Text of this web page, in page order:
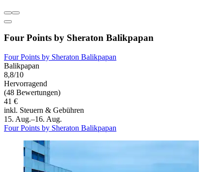
Four Points by Sheraton Balikpapan
Four Points by Sheraton Balikpapan
Balikpapan
8,8/10
Hervorragend
(48 Bewertungen)
41 €
inkl. Steuern & Gebühren
15. Aug.–16. Aug.
Four Points by Sheraton Balikpapan